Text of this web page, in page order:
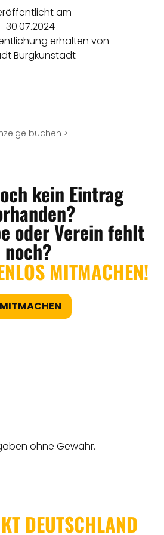
am
30.07.2024
erhalten von
Burgkunstadt
buchen >
kein Eintrag
oder Verein fehlt
noch?
MITMACHEN!
MITMACHEN